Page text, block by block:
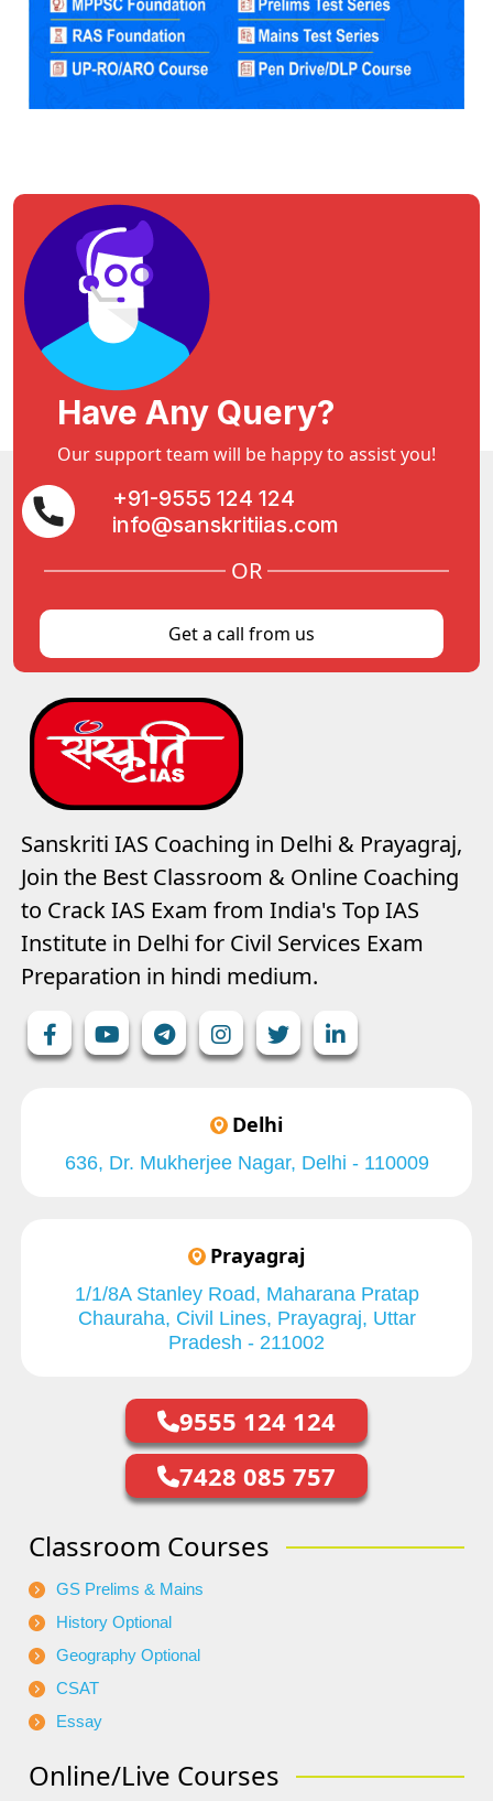
Have Any Query?
Our support team will be happy to assist you!
+91-9555 124 124
info@sanskritiias.com
OR
Get a call from us
Sanskriti IAS Coaching in Delhi & Prayagraj,
Join the Best Classroom & Online Coaching
to Crack IAS Exam from India's Top IAS
Institute in Delhi for Civil Services Exam
Preparation in hindi medium.
Delhi
636, Dr. Mukherjee Nagar, Delhi - 110009
Prayagraj
1/1/8A Stanley Road, Maharana Pratap
Chauraha, Civil Lines, Prayagraj, Uttar
Pradesh - 211002
9555 124 124
7428 085 757
Classroom Courses
GS Prelims & Mains
History Optional
Geography Optional
CSAT
Essay
Online/Live Courses